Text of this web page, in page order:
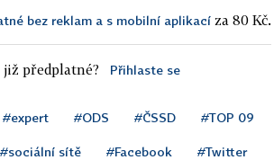
bez reklam a s mobilní aplikací za 80 Kč.
již předplatné? Přihlaste se
#expert #ODS #ČSSD #TOP 09
#sociální sítě #Facebook #Twitter